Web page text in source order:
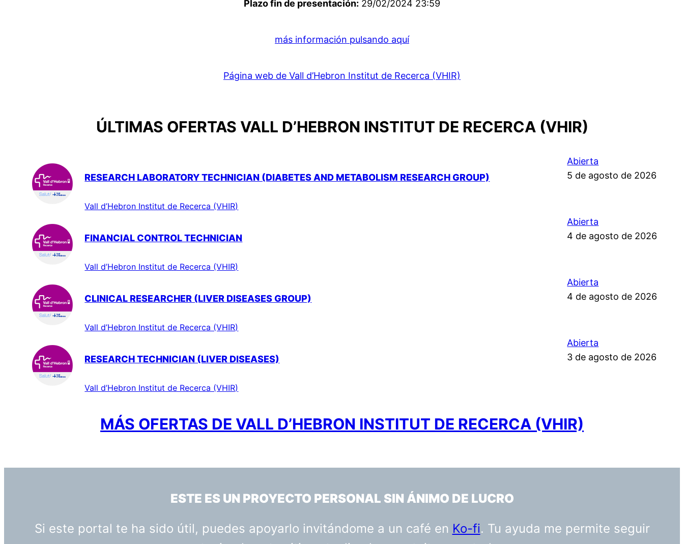
Plazo fin de presentación: 29/02/2024 23:59
más información pulsando aquí
Página web de Vall d’Hebron Institut de Recerca (VHIR)
ÚLTIMAS OFERTAS VALL D’HEBRON INSTITUT DE RECERCA (VHIR)
RESEARCH LABORATORY TECHNICIAN (DIABETES AND METABOLISM RESEARCH GROUP)
Vall d’Hebron Institut de Recerca (VHIR)
Abierta
5 de agosto de 2026
FINANCIAL CONTROL TECHNICIAN
Vall d’Hebron Institut de Recerca (VHIR)
Abierta
4 de agosto de 2026
CLINICAL RESEARCHER (LIVER DISEASES GROUP)
Vall d’Hebron Institut de Recerca (VHIR)
Abierta
4 de agosto de 2026
RESEARCH TECHNICIAN (LIVER DISEASES)
Vall d’Hebron Institut de Recerca (VHIR)
Abierta
3 de agosto de 2026
MÁS OFERTAS DE VALL D’HEBRON INSTITUT DE RECERCA (VHIR)
ESTE ES UN PROYECTO PERSONAL SIN ÁNIMO DE LUCRO
Si este portal te ha sido útil, puedes apoyarlo invitándome a un café en Ko-fi. Tu ayuda me permite seguir